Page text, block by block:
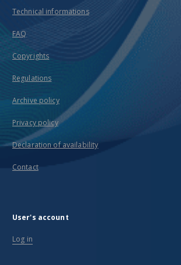
Technical informations
FAQ
Copyrights
Regulations
Archive policy
Privacy policy
Declaration of availability
Contact
User's account
Log in